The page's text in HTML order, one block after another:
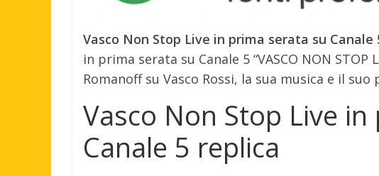
Vasco Non Stop Live in prima serata su Canale
in prima serata su Canale 5 “VASCO NON STOP
Romanoff su Vasco Rossi, la sua musica e il suo
Vasco Non Stop Live
Canale 5 replica